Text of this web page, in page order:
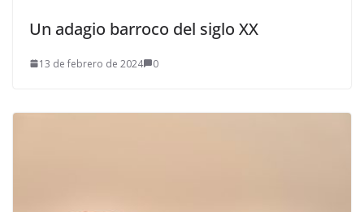
Un adagio barroco del siglo XX
13 de febrero de 2024 0